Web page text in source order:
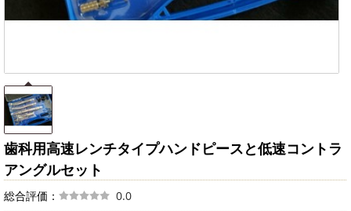
歯科用高速レンチタイプハンドピースと低速コントラ
アングルセット
総合評価： 0.0